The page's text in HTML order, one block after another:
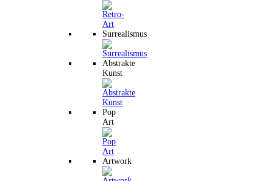
Surrealismus
Abstrakte
Kunst
Pop
Art
Artwork